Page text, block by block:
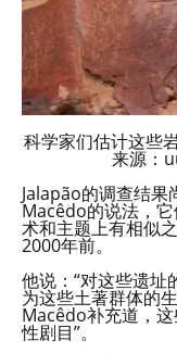
科学家们估计这些
来源：
Jalapão的调查结
Macêdo的说法，
术和主题上有相似
2000年前。
他说：“对这些遗址
为这些土著群体的
Macêdo补充道，
性剧目”。